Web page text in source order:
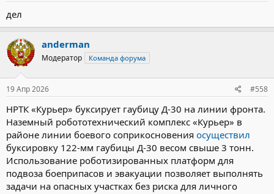
дел
anderman
Модератор Команда форума
19 Апр 2026 #558
НРТК «Курьер» буксирует гаубицу Д-30 на линии фронта.
Наземный робототехнический комплекс «Курьер» в
районе линии боевого соприкосновения осуществил
буксировку 122-мм гаубицы Д-30 весом свыше 3 тонн.
Использование роботизированных платформ для
подвоза боеприпасов и эвакуации позволяет выполнять
задачи на опасных участках без риска для личного